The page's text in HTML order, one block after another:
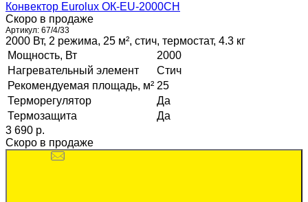
Конвектор Eurolux ОК-EU-2000CH
Скоро в продаже
Артикул: 67/4/33
2000 Вт, 2 режима, 25 м², стич, термостат, 4.3 кг
Мощность, Вт
2000
Нагревательный элемент
Стич
Рекомендуемая площадь, м² 25
Терморегулятор
Да
Термозащита
Да
3 690 p.
Скоро в продаже